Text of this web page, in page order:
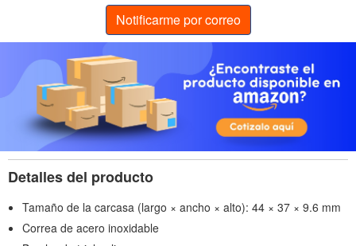
Notificarme por correo
Detalles del producto
Tamaño de la carcasa (largo × ancho × alto): 44 × 37 × 9.6 mm
Correa de acero inoxidable